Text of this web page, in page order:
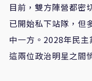
目前，雙方陣營都密
已開始私下站隊，但
中一方。2028年民
這兩位政治明星之間